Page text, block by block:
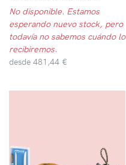
No disponible. Estamos
esperando nuevo stock, pero
todavía no sabemos cuándo lo
recibiremos.
desde 481,44 €